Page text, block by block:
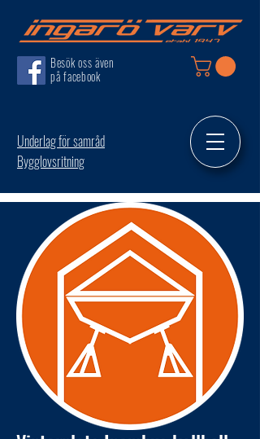
Besök oss även
på facebook
Underlag för samråd
Bygglovsritning